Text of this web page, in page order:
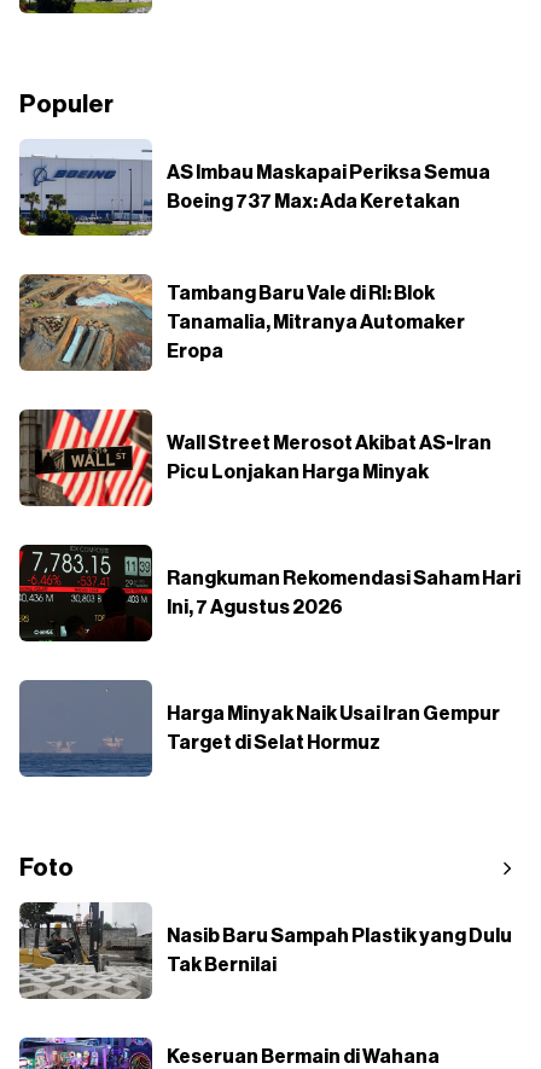
Populer
AS Imbau Maskapai Periksa Semua
Boeing 737 Max: Ada Keretakan
Tambang Baru Vale di RI: Blok
Tanamalia, Mitranya Automaker
Eropa
Wall Street Merosot Akibat AS-Iran
Picu Lonjakan Harga Minyak
Rangkuman Rekomendasi Saham Hari
Ini, 7 Agustus 2026
Harga Minyak Naik Usai Iran Gempur
Target di Selat Hormuz
Foto
Nasib Baru Sampah Plastik yang Dulu
Tak Bernilai
Keseruan Bermain di Wahana